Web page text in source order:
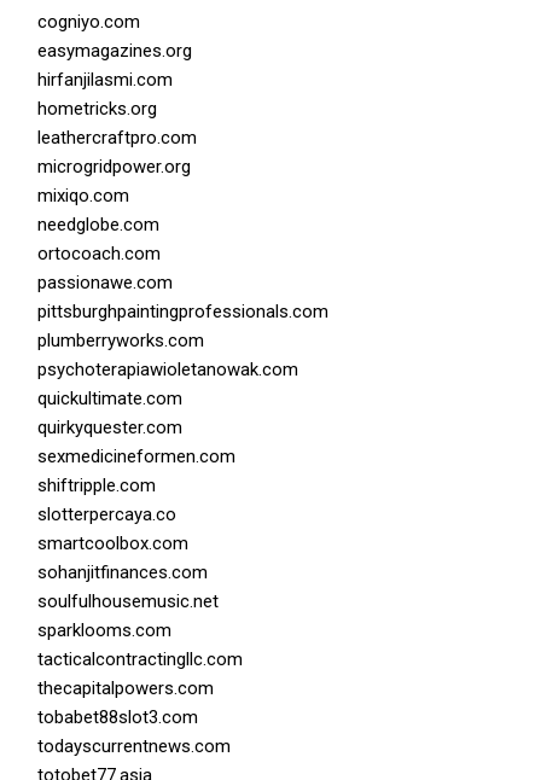
cogniyo.com
easymagazines.org
hirfanjilasmi.com
hometricks.org
leathercraftpro.com
microgridpower.org
mixiqo.com
needglobe.com
ortocoach.com
passionawe.com
pittsburghpaintingprofessionals.com
plumberryworks.com
psychoterapiawioletanowak.com
quickultimate.com
quirkyquester.com
sexmedicineformen.com
shiftripple.com
slotterpercaya.co
smartcoolbox.com
sohanjitfinances.com
soulfulhousemusic.net
sparklooms.com
tacticalcontractingllc.com
thecapitalpowers.com
tobabet88slot3.com
todayscurrentnews.com
totobet77.asia